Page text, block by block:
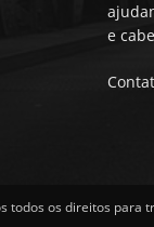
e
todos os direitos para